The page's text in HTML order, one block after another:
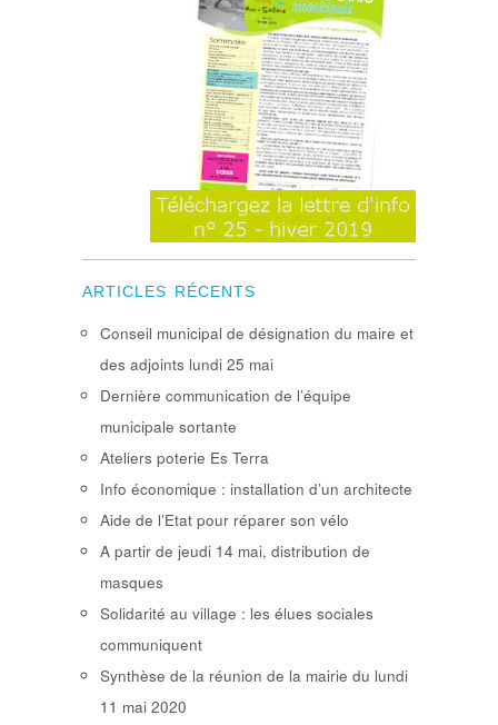
ARTICLES RÉCENTS
Conseil municipal de désignation du maire et
des adjoints lundi 25 mai
Dernière communication de l’équipe
municipale sortante
Ateliers poterie Es Terra
Info économique : installation d’un architecte
Aide de l’Etat pour réparer son vélo
A partir de jeudi 14 mai, distribution de
masques
Solidarité au village : les élues sociales
communiquent
Synthèse de la réunion de la mairie du lundi
11 mai 2020